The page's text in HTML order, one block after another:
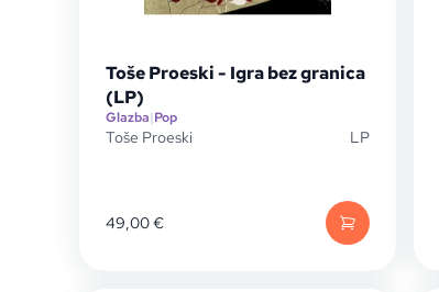
Toše Proeski - Igra bez granica
(LP)
Glazba|Pop
Toše Proeski LP
49,00€